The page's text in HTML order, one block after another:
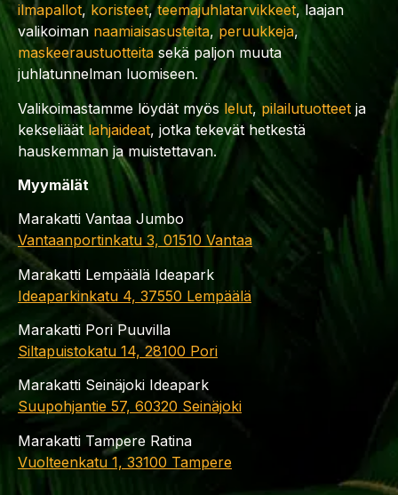
ilmapallot, koristeet,teemajuhlatarvikkeet, laajan
valikoiman naamiaisasusteita, peruukkeja,
maskeeraustuotteita sekä paljon muuta
juhlatunnelman luomiseen.
Valikoimastamme löydät myös lelut,pilailutuotteet ja
kekseliäät lahjaideat, jotka tekevät hetkestä
hauskemman ja muistettavan.
Myymälät
Marakatti Vantaa Jumbo
Vantaanportinkatu 3, 01510 Vantaa
Marakatti Lempäälä Ideapark
Ideaparkinkatu 4, 37550 Lempäälä
Marakatti Pori Puuvilla
Siltapuistokatu 14, 28100 Pori
Marakatti Seinäjoki Ideapark
Suupohjantie 57, 60320 Seinäjoki
Marakatti Tampere Ratina
Vuolteenkatu 1, 33100 Tampere